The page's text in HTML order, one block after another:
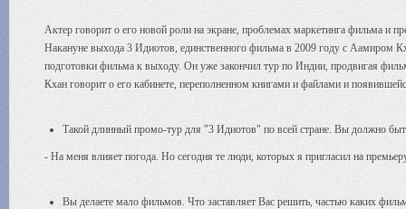
Актер говорит о его новой роли на экране, проблемах маркетинга фильма и
Накануне выхода 3 Идиотов, единственного фильма в 2009 году с Аамиром
подготовки фильма к выходу. Он уже закончил тур по Индии, продвигая
Кхан говорит о его кабинете, переполненном книгами и файлами и
Такой длинный промо-тур для "3 Идиотов" по всей стране. Вы должно
- На меня влияет погода. Но сегодня те люди, которых я пригласил на
Вы делаете мало фильмов. Что заставляет Вас решить, частью каких